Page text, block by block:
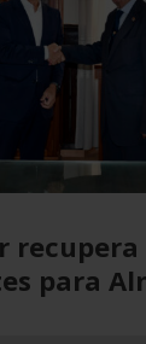
para